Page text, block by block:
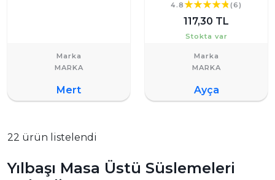
Marka
Mert
4.8 (6)
117,30 TL
Stokta var
Marka
Ayça
22 ürün listelendi
Yılbaşı Masa Üstü Süslemeleri